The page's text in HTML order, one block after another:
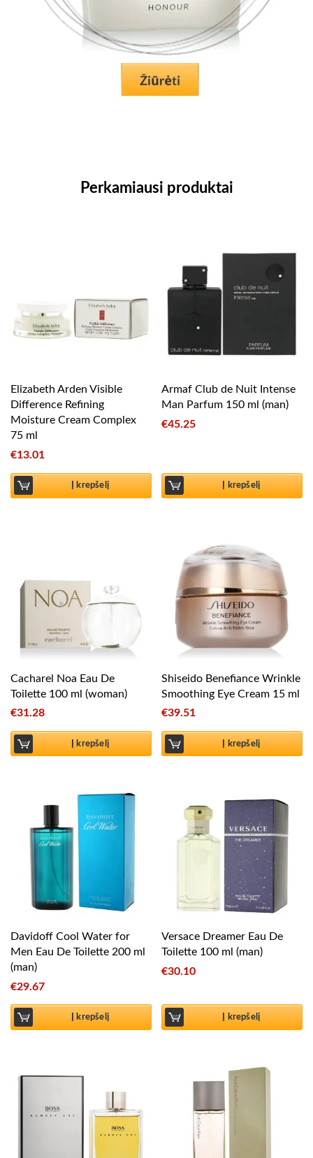
Perkamiausi produktai
Elizabeth Arden Visible
Difference Refining
Moisture Cream Complex
75 ml
€13.01
Į krepšelį
Armaf Club de Nuit Intense
Man Parfum 150 ml (man)
€45.25
Į krepšelį
Cacharel Noa Eau De
Toilette 100 ml (woman)
€31.28
Į krepšelį
Shiseido Benefiance Wrinkle
Smoothing Eye Cream 15 ml
€39.51
Į krepšelį
Davidoff Cool Water for
Men Eau De Toilette 200 ml
(man)
€29.67
Į krepšelį
Versace Dreamer Eau De
Toilette 100 ml (man)
€30.10
Į krepšelį